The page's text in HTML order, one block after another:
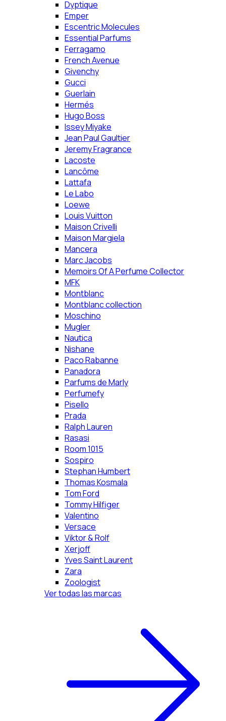
Dyptique
Emper
Escentric Molecules
Essential Parfums
Ferragamo
French Avenue
Givenchy
Gucci
Guerlain
Hermés
Hugo Boss
Issey Miyake
Jean Paul Gaultier
Jeremy Fragrance
Lacoste
Lancôme
Lattafa
Le Labo
Loewe
Louis Vuitton
Maison Crivelli
Maison Margiela
Mancera
Marc Jacobs
Memoirs Of A Perfume Collector
MFK
Montblanc
Montblanc collection
Moschino
Mugler
Nautica
Nishane
Paco Rabanne
Panadora
Parfums de Marly
Perfumefy
Pisello
Prada
Ralph Lauren
Rasasi
Room 1015
Sospiro
Stephan Humbert
Thomas Kosmala
Tom Ford
Tommy Hilfiger
Valentino
Versace
Viktor & Rolf
Xerjoff
Yves Saint Laurent
Zara
Zoologist
Ver todas las marcas